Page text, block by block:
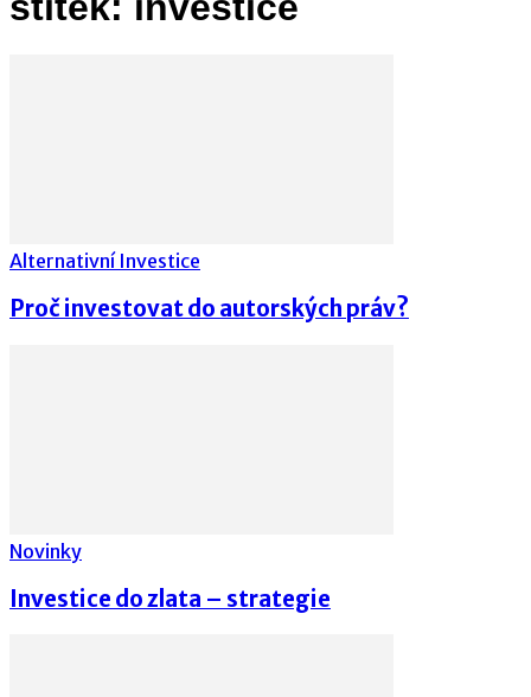
Alternativní Investice
Proč investovat do autorských práv?
Novinky
Investice do zlata – strategie